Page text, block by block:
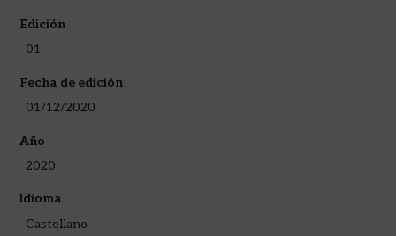
Edición
01
Fecha de edición
01/12/2020
Año
2020
Idioma
Castellano